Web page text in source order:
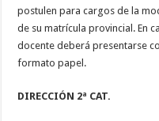
postulen para cargos de la
de su matrícula provincial. En
docente deberá presentarse
formato papel.
DIRECCIÓN 2ª CAT.